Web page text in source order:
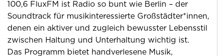
100,6 FluxFM ist Radio so bunt wie Berlin – der
Soundtrack für musikinteressierte Großstädter*innen,
denen ein aktiver und zugleich bewusster Lebensstil
zwischen Haltung und Unterhaltung wichtig ist.
Das Programm bietet handverlesene Musik,